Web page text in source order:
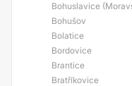
Bohuslavice
Bohušov
Bolatice
Bordovice
Brantice
Bratříkovice